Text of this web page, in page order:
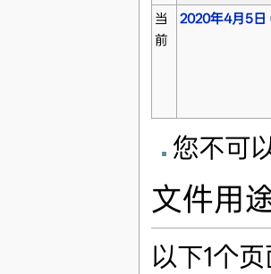
当
前
2020年4月5日
您不可
文件用
以下1个